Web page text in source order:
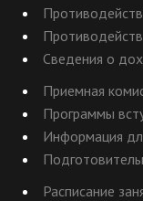
Сведения о
Приемная
Программы
Информация
Расписание